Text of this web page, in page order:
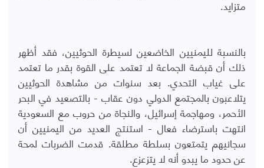
متزايد.
بالنسبة لليمنيين الخاضعين لسيطرة الحوثيين، فقد أظهر
ذلك أن قبضة الجماعة لا تعتمد على القوة بقدر ما تعتمد
على غياب التحدي. بعد سنوات من مشاهدة الحوثيين
يتلاعبون بالمجتمع الدولي دون عقاب - بالتصعيد في البحر
الأحمر، ومهاجمة إسرائيل، والنجاة من حروب مع السعودية
انتهت باسترضاء فعال - استنتج العديد من اليمنيين أن
سجانيهم يتمتعون بسلطة مطلقة. قدمت الضربات لمحة
عن حدود ما يبدو أنه لا يتزعزع.